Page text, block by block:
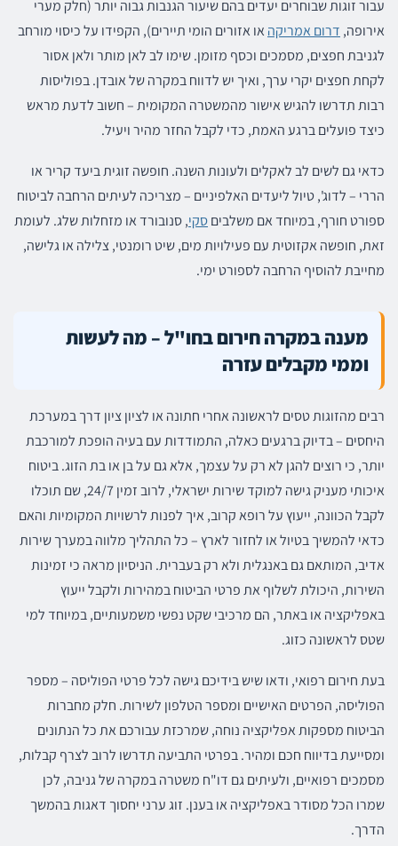
עבור זוגות שבוחרים יעדים בהם שיעור הגנבות גבוה יותר (חלק מערי
אירופה, דרום אמריקה או אזורים הומי תיירים), הקפידו על כיסוי מורחב
לגניבת חפצים, מסמכים וכסף מזומן. שימו לב לאן מותר ולאן אסור
לקחת חפצים יקרי ערך, ואיך יש לדווח במקרה של אובדן. בפוליסות
רבות תדרשו להגיש אישור מהמשטרה המקומית – חשוב לדעת מראש
כיצד פועלים ברגע האמת, כדי לקבל החזר מהיר ויעיל.
כדאי גם לשים לב לאקלים ולעונות השנה. חופשה זוגית ביעד קריר או
הררי – לדוג', טיול ליעדים האלפיניים – מצריכה לעיתים הרחבה לביטוח
ספורט חורף, במיוחד אם משלביםסקי, סנובורד או מזחלות שלג. לעומת
זאת, חופשה אקזוטית עם פעילויות מים, שיט רומנטי, צלילה או גלישה,
מחייבת להוסיף הרחבה לספורט ימי.
מענה במקרה חירום בחו"ל – מה לעשות
וממי מקבלים עזרה
רבים מהזוגות טסים לראשונה אחרי חתונה או לציון ציון דרך במערכת
היחסים – בדיוק ברגעים כאלה, התמודדות עם בעיה הופכת למורכבת
יותר, כי רוצים להגן לא רק על עצמך, אלא גם על בן או בת הזוג. ביטוח
איכותי מעניק גישה למוקד שירות ישראלי, לרוב זמין 24/7, שם תוכלו
לקבל הכוונה, ייעוץ על רופא קרוב, איך לפנות לרשויות המקומיות והאם
כדאי להמשיך בטיול או לחזור לארץ – כל התהליך מלווה במערך שירות
אדיב, המותאם גם באנגלית ולא רק בעברית. הניסיון מראה כי זמינות
השירות, היכולת לשלוף את פרטי הביטוח במהירות ולקבל ייעוץ
באפליקציה או באתר, הם מרכיבי שקט נפשי משמעותיים, במיוחד למי
שטס לראשונה כזוג.
בעת חירום רפואי, ודאו שיש בידיכם גישה לכל פרטי הפוליסה – מספר
הפוליסה, הפרטים האישיים ומספר הטלפון לשירות. חלק מחברות
הביטוח מספקות אפליקציה נוחה, שמרכזת עבורכם את כל הנתונים
ומסייעת בדיווח חכם ומהיר. בפרטי התביעה תדרשו לרוב לצרף קבלות,
מסמכים רפואיים, ולעיתים גם דו"ח משטרה במקרה של גניבה, לכן
שמרו הכל מסודר באפליקציה או בענן. זוג ערני יחסוך דאגות בהמשך
הדרך.